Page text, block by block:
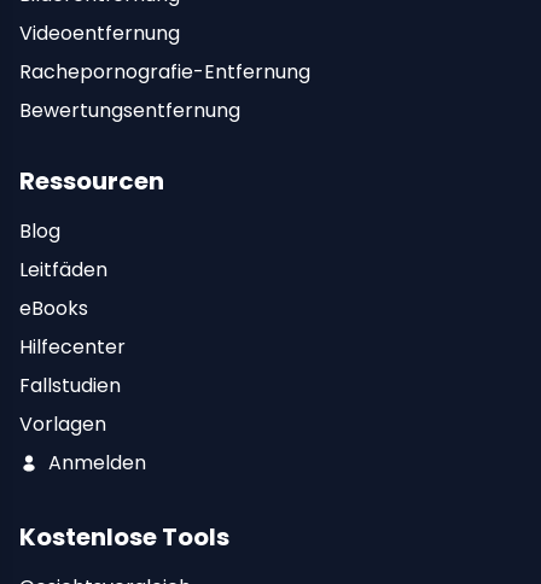
Videoentfernung
Rachepornografie-Entfernung
Bewertungsentfernung
Ressourcen
Blog
Leitfäden
eBooks
Hilfecenter
Fallstudien
Vorlagen
Anmelden
Kostenlose Tools